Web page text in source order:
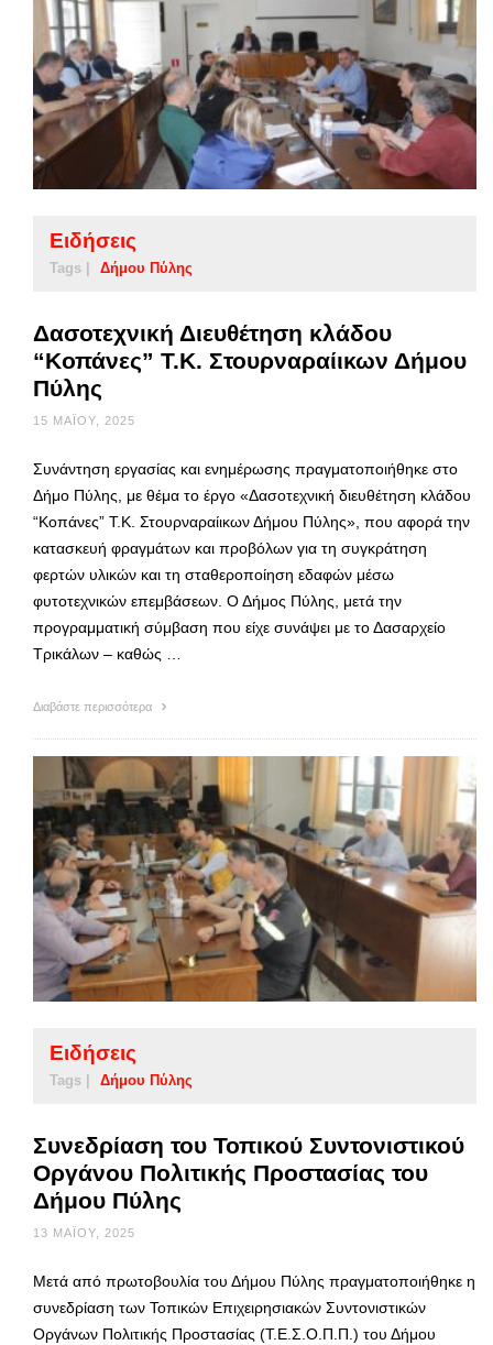
Ειδήσεις
Tags | Δήμου Πύλης
Δασοτεχνική Διευθέτηση κλάδου
“Κοπάνες” Τ.Κ. Στουρναραίικων Δήμου
Πύλης
15 ΜΑΪ́ΟΥ, 2025
Συνάντηση εργασίας και ενημέρωσης πραγματοποιήθηκε στο
Δήμο Πύλης, με θέμα το έργο «Δασοτεχνική διευθέτηση κλάδου
“Κοπάνες” T.K. Στουρναραίικων Δήμου Πύλης», που αφορά την
κατασκευή φραγμάτων και προβόλων για τη συγκράτηση
φερτών υλικών και τη σταθεροποίηση εδαφών μέσω
φυτοτεχνικών επεμβάσεων. Ο Δήμος Πύλης, μετά την
προγραμματική σύμβαση που είχε συνάψει με το Δασαρχείο
Τρικάλων – καθώς …
Διαβάστε περισσότερα
Ειδήσεις
Tags | Δήμου Πύλης
Συνεδρίαση του Τοπικού Συντονιστικού
Οργάνου Πολιτικής Προστασίας του
Δήμου Πύλης
13 ΜΑΪ́ΟΥ, 2025
Μετά από πρωτοβουλία του Δήμου Πύλης πραγματοποιήθηκε η
συνεδρίαση των Τοπικών Επιχειρησιακών Συντονιστικών
Οργάνων Πολιτικής Προστασίας (Τ.Ε.Σ.Ο.Π.Π.) του Δήμου